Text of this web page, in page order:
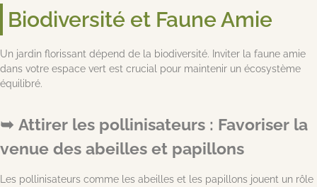
Biodiversité et Faune Amie
Un jardin florissant dépend de la biodiversité. Inviter la faune amie
dans votre espace vert est crucial pour maintenir un écosystème
équilibré.
Attirer les pollinisateurs : Favoriser la
venue des abeilles et papillons
Les pollinisateurs comme les abeilles et les papillons jouent un rôle